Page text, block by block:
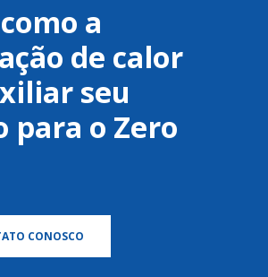
a
de calor
seu
para o Zero
CONOSCO